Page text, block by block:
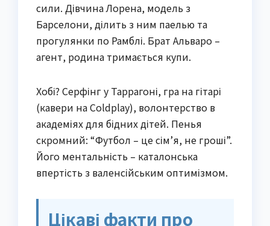
сили. Дівчина Лорена, модель з
Барселони, ділить з ним паелью та
прогулянки по Рамблі. Брат Альваро –
агент, родина тримається купи.
Хобі? Серфінг у Таррагоні, гра на гітарі
(кавери на Coldplay), волонтерство в
академіях для бідних дітей. Пенья
скромний: “Футбол – це сім’я, не гроші”.
Його ментальність – каталонська
впертість з валенсійським оптимізмом.
Цікаві факти про